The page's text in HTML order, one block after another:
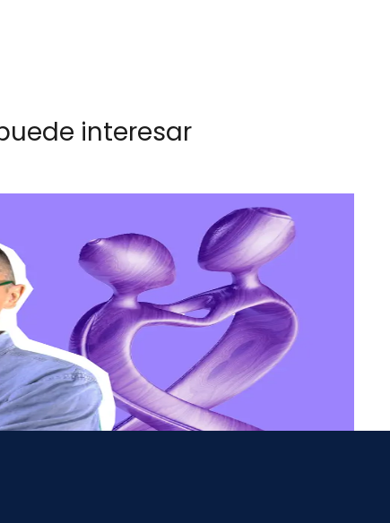
interesar